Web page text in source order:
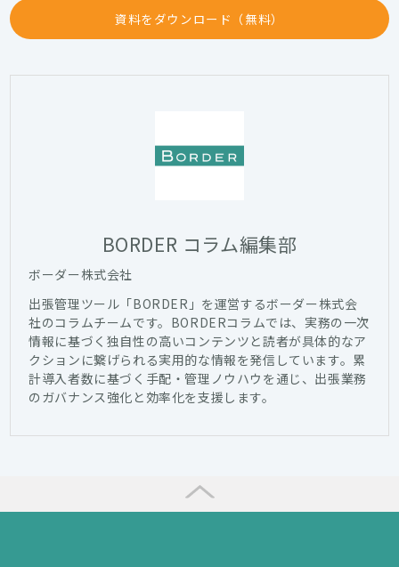
資料をダウンロード（無料）
BORDER コラム編集部
ボーダー株式会社
出張管理ツール「BORDER」を運営するボーダー株式会
社のコラムチームです。BORDERコラムでは、実務の一次
情報に基づく独自性の高いコンテンツと読者が具体的なア
クションに繋げられる実用的な情報を発信しています。累
計導入者数に基づく手配・管理ノウハウを通じ、出張業務
のガバナンス強化と効率化を支援します。